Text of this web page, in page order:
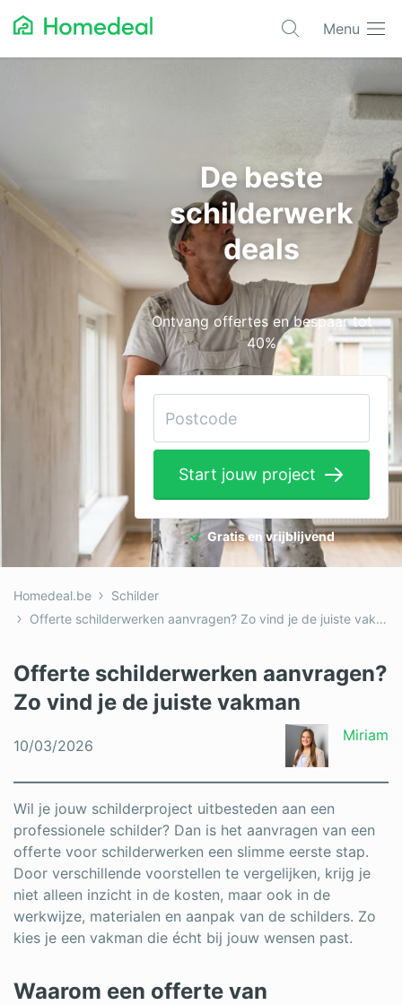
Menu
Architect
Bestrating
Cv-ketels
Hekwerken
Hovenier
Isolatie
Metselaar
Ramen
Rolluiken
Schrijnwerker
Stukadoor
Tegelzetter
Vloeren
De beste
schilderwerk
deals
Ontvang offertes en bespaar tot
40%
Start jouw project
Gratis en vrijblijvend
Homedeal.be
Schilder
Offerte schilderwerken aanvragen? Zo vind je de juiste vakman
Offerte schilderwerken aanvragen?
Zo vind je de juiste vakman
10/03/2026
Miriam
Wil je jouw schilderproject uitbesteden aan een
professionele schilder? Dan is het aanvragen van een
offerte voor schilderwerken een slimme eerste stap.
Door verschillende voorstellen te vergelijken, krijg je
niet alleen inzicht in de kosten, maar ook in de
werkwijze, materialen en aanpak van de schilders. Zo
kies je een vakman die écht bij jouw wensen past.
Waarom een offerte van